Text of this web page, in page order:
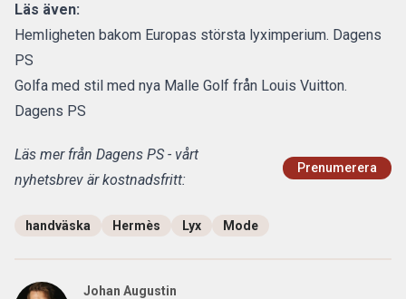
Läs även:
Hemligheten bakom Europas största lyximperium. Dagens
PS
Golfa med stil med nya Malle Golf från Louis Vuitton.
Dagens PS
Läs mer från Dagens PS - vårt
nyhetsbrev är kostnadsfritt:
Prenumerera
handväska Hermès Lyx Mode
Johan Augustin